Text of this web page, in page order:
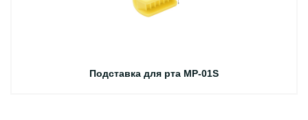
Подставка для рта MP-01S